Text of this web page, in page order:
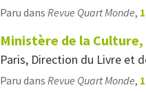
Paru dans Revue Quart Monde,
Ministère de la Culture,
Paris, Direction du Livre et
Paru dans Revue Quart Monde,